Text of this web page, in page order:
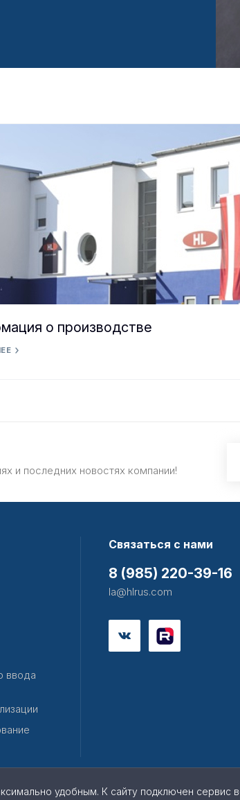
о производстве
и последних новостях компании!
ввода
Связаться с нами
8 (985) 220-39-16
la@hlrus.com
удобным. К cайту подключен сервис